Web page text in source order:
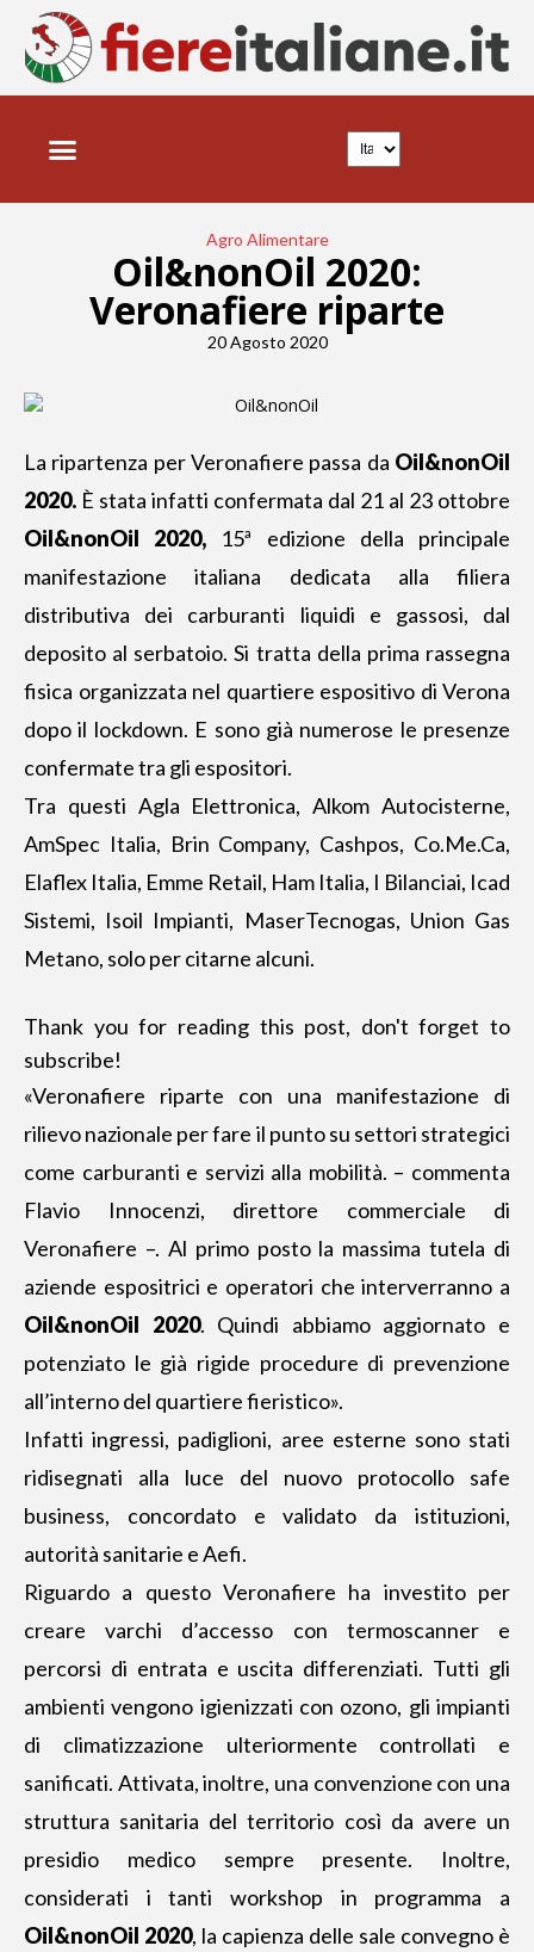
Agro Alimentare
Oil&nonOil 2020:
Veronafiere riparte
20 Agosto 2020
La ripartenza per Veronafiere passa da Oil&nonOil
2020. È stata infatti confermata dal 21 al 23 ottobre
Oil&nonOil 2020, 15ª edizione della principale
manifestazione italiana dedicata alla filiera
distributiva dei carburanti liquidi e gassosi, dal
deposito al serbatoio. Si tratta della prima rassegna
fisica organizzata nel quartiere espositivo di Verona
dopo il lockdown. E sono già numerose le presenze
confermate tra gli espositori.
Tra questi Agla Elettronica, Alkom Autocisterne,
AmSpec Italia, Brin Company, Cashpos, Co.Me.Ca,
Elaflex Italia, Emme Retail, Ham Italia, I Bilanciai, Icad
Sistemi, Isoil Impianti, MaserTecnogas, Union Gas
Metano, solo per citarne alcuni.
Thank you for reading this post, don't forget to
subscribe!
«Veronafiere riparte con una manifestazione di
rilievo nazionale per fare il punto su settori strategici
come carburanti e servizi alla mobilità. – commenta
Flavio Innocenzi, direttore commerciale di
Veronafiere –. Al primo posto la massima tutela di
aziende espositrici e operatori che interverranno a
Oil&nonOil 2020. Quindi abbiamo aggiornato e
potenziato le già rigide procedure di prevenzione
all’interno del quartiere fieristico».
Infatti ingressi, padiglioni, aree esterne sono stati
ridisegnati alla luce del nuovo protocollo safe
business, concordato e validato da istituzioni,
autorità sanitarie e Aefi.
Riguardo a questo Veronafiere ha investito per
creare varchi d’accesso con termoscanner e
percorsi di entrata e uscita differenziati. Tutti gli
ambienti vengono igienizzati con ozono, gli impianti
di climatizzazione ulteriormente controllati e
sanificati. Attivata, inoltre, una convenzione con una
struttura sanitaria del territorio così da avere un
presidio medico sempre presente. Inoltre,
considerati i tanti workshop in programma a
Oil&nonOil 2020, la capienza delle sale convegno è